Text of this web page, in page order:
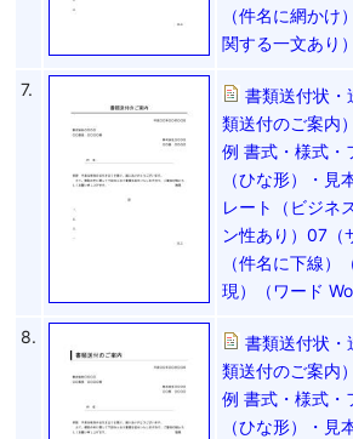
（件名に網かけ
関する一文あり
7.
書類送付状・
類送付のご案内
例 書式・様式・
（ひな形）・見
レート（ビジネ
ン性あり）07（
（件名に下線）
現）（ワード
8.
書類送付状・
類送付のご案内
例 書式・様式・
（ひな形）・見